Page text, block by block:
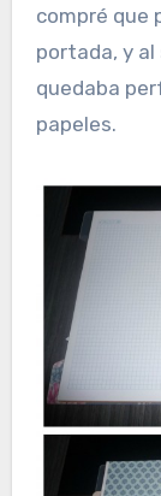
compré que
portada, y al
quedaba
papeles.